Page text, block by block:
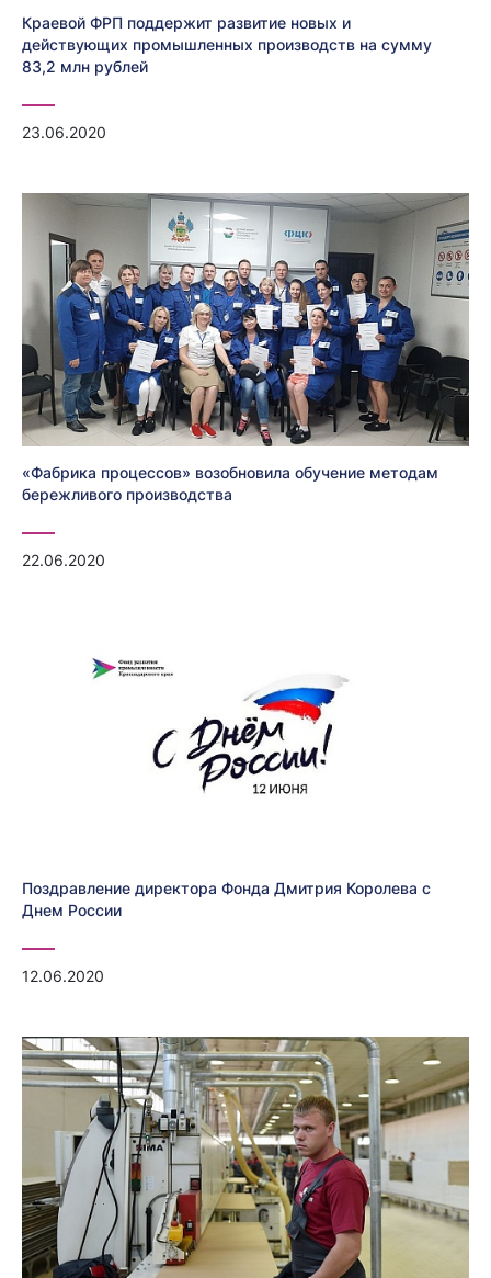
Краевой ФРП поддержит развитие новых и
действующих промышленных производств на сумму
83,2 млн рублей
23.06.2020
«Фабрика процессов» возобновила обучение методам
бережливого производства
22.06.2020
Поздравление директора Фонда Дмитрия Королева с
Днем России
12.06.2020